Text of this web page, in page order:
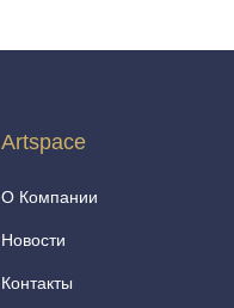
Artspace
О Компании
Новости
Контакты